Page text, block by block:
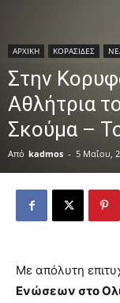
ΑΡΧΙΚΗ ΚΟΡΑΣΙΔΕΣ
Στην
Αθλήτρια
Σκούμα –
Από kadmos - 5 Μαΐου,
Με απόλυτη
Ενώσεων στο